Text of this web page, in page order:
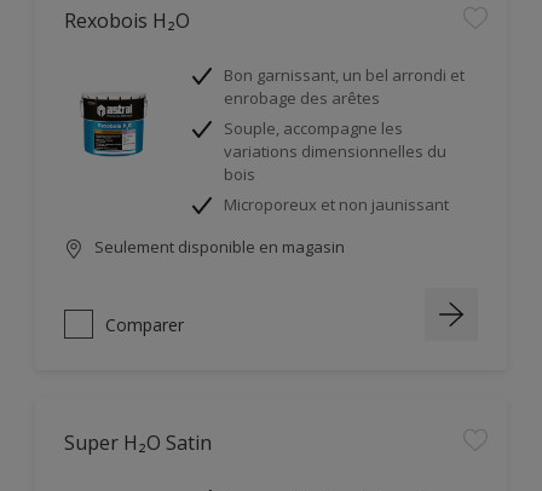
Rexobois H₂O
Bon garnissant, un bel arrondi et
enrobage des arêtes
Souple, accompagne les
variations dimensionnelles du
bois
Microporeux et non jaunissant
Seulement disponible en magasin
Comparer
Super H₂O Satin